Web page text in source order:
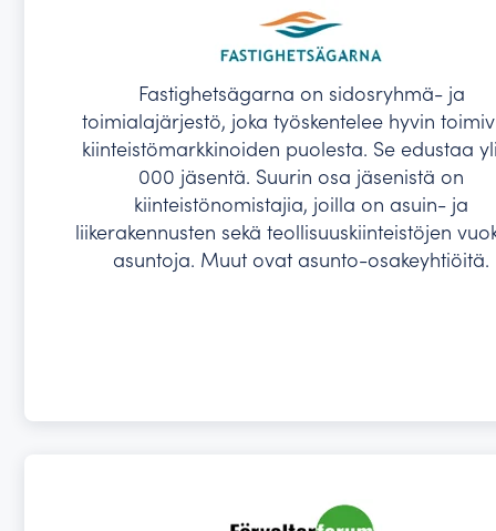
Fastighetsägarna on sidosryhmä- ja
toimialajärjestö, joka työskentelee hyvin
kiinteistömarkkinoiden puolesta. Se edustaa
000 jäsentä. Suurin osa jäsenistä on
kiinteistönomistajia, joilla on asuin- ja
liikerakennusten sekä teollisuuskiinteistöjen
asuntoja. Muut ovat asunto-osakeyhtiöitä.